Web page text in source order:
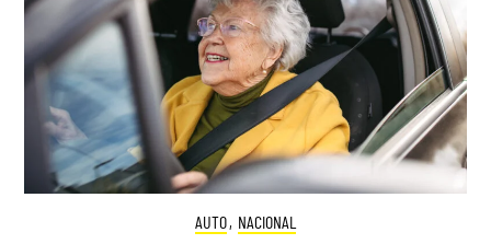
AUTO, NACIONAL